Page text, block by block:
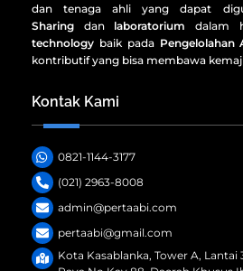
dan tenaga ahli yang dapat
Sharing dan laboratorium dalam
technology baik pada Pengelolahan
kontributif yang bisa membawa
Kontak Kami
0821-1144-3177
(021) 2963-8008
admin@pertaabi.com
pertaabi@gmail.com
Kota Kasablanka, Tower A, Lantai